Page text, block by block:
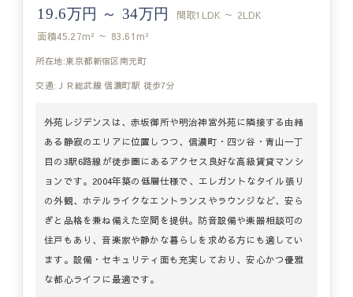
19.6万円 ～ 34万円 間取1LDK ～ 2LDK
面積45.27m² ～ 83.61m²
所在地:東京都新宿区南元町
交通:ＪＲ総武線 信濃町駅 徒歩7分
外苑レジデンスは、赤坂御所や明治神宮外苑に隣接する由緒
ある静寂のエリアに位置しつつ、信濃町・四ツ谷・青山一丁
目の3駅6路線が徒歩圏にあるアクセス良好な高級賃貸マンシ
ョンです。2004年築の低層仕様で、エレガントなタイル張り
の外観、ホテルライクなエントランスやラウンジなど、安ら
ぎと品格を兼ね備えた空間を提供。防音設備や楽器相談可の
住戸もあり、音楽家や静かな暮らしを求める方にも適してい
ます。設備・セキュリティ面も充実しており、安心かつ優雅
な都心ライフに最適です。